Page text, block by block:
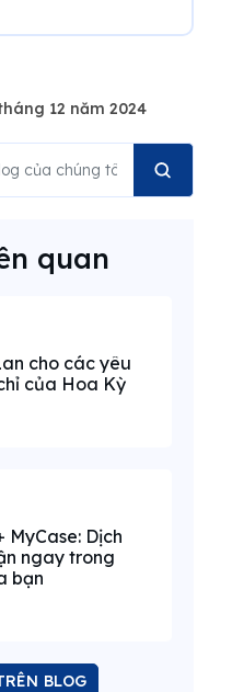
12 năm 2024
quan
cho các yêu
của Hoa Kỳ
MyCase: Dịch
ngay trong
bạn
BLOG